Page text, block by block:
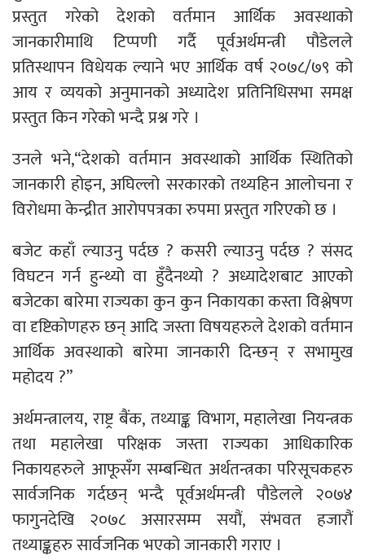
प्रस्तुत गरेको देशको वर्तमान आर्थिक अवस्थाको
जानकारीमाथि टिप्पणी गर्दै पूर्वअर्थमन्त्री पौडेलले
प्रतिस्थापन विधेयक ल्याने भए आर्थिक वर्ष २०७८/७९ को
आय र व्ययको अनुमानको अध्यादेश प्रतिनिधिसभा समक्ष
प्रस्तुत किन गरेको भन्दै प्रश्न गरे ।
उनले भने,“देशको वर्तमान अवस्थाको आर्थिक स्थितिको
जानकारी होइन, अघिल्लो सरकारको तथ्यहिन आलोचना र
विरोधमा केन्द्रीत आरोपपत्रका रुपमा प्रस्तुत गरिएको छ ।
बजेट कहाँ ल्याउनु पर्दछ ? कसरी ल्याउनु पर्दछ ? संसद
विघटन गर्न हुन्थ्यो वा हुँदैनथ्यो ? अध्यादेशबाट आएको
बजेटका बारेमा राज्यका कुन कुन निकायका कस्ता विश्लेषण
वा दृष्टिकोणहरु छन् आदि जस्ता विषयहरुले देशको वर्तमान
आर्थिक अवस्थाको बारेमा जानकारी दिन्छन् र सभामुख
महोदय ?”
अर्थमन्त्रालय, राष्ट्र बैंक, तथ्याङ्क विभाग, महालेखा नियन्त्रक
तथा महालेखा परिक्षक जस्ता राज्यका आधिकारिक
निकायहरुले आफूसँग सम्बन्धित अर्थतन्त्रका परिसूचकहरु
सार्वजनिक गर्दछन् भन्दै पूर्वअर्थमन्त्री पौडेलले २०७४
फागुनदेखि २०७८ असारसम्म सयौं, संभवत हजारौं
तथ्याङ्कहरु सार्वजनिक भएको जानकारी गराए ।